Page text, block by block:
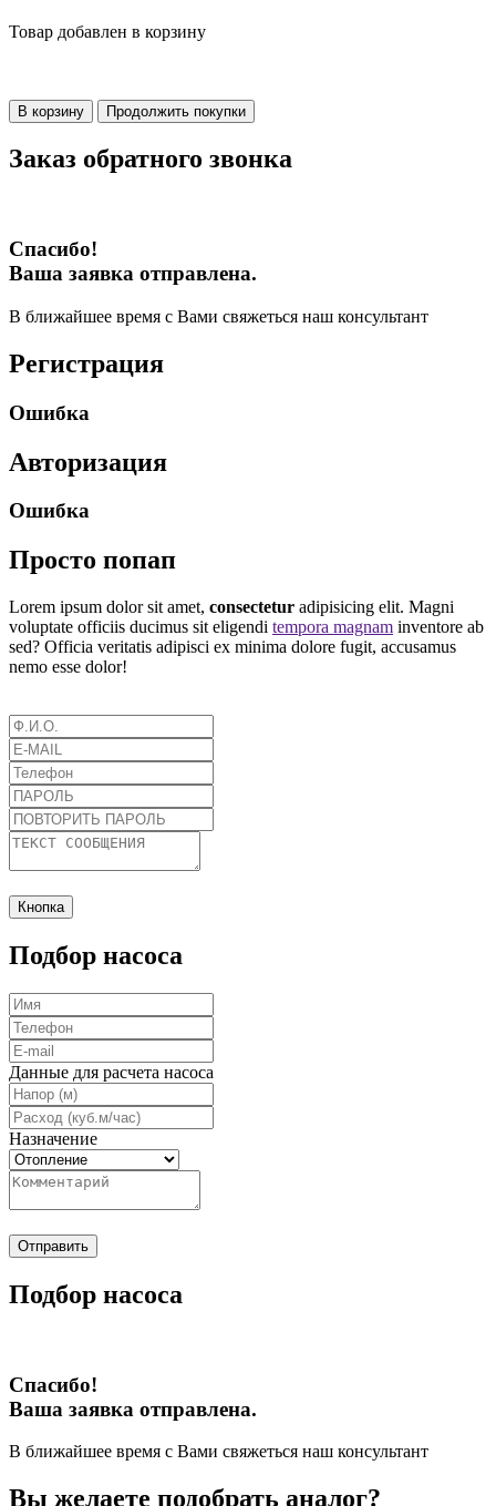
Товар добавлен в корзину
В корзину Продолжить покупки
Заказ обратного звонка
Спасибо!
Ваша заявка отправлена.
В ближайшее время с Вами свяжеться наш консультант
Регистрация
Ошибка
Авторизация
Ошибка
Просто попап
Lorem ipsum dolor sit amet, consectetur adipisicing elit. Magni
voluptate officiis ducimus sit eligendi tempora magnam inventore ab
sed? Officia veritatis adipisci ex minima dolore fugit, accusamus
nemo esse dolor!
Кнопка
Подбор насоса
Данные для расчета насоса
Назначение
Отправить
Подбор насоса
Спасибо!
Ваша заявка отправлена.
В ближайшее время с Вами свяжеться наш консультант
Вы желаете подобрать аналог?